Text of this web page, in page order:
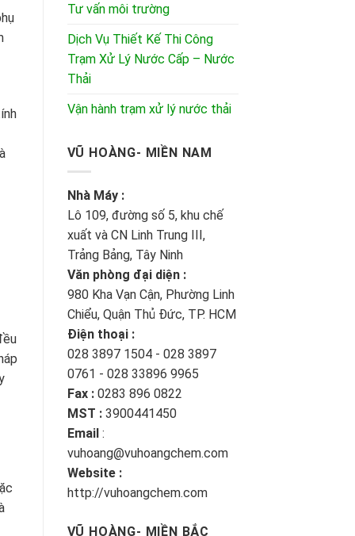
Tư vấn môi trường
Dịch Vụ Thiết Kế Thi Công
Trạm Xử Lý Nước Cấp – Nước
Thải
Vận hành trạm xử lý nước thải
VŨ HOÀNG- MIỀN NAM
Nhà Máy :
Lô 109, đường số 5, khu chế
xuất và CN Linh Trung III,
Trảng Bảng, Tây Ninh
Văn phòng đại diện :
980 Kha Vạn Cận, Phường Linh
Chiểu, Quận Thủ Đức, TP. HCM
Điện thoại :
028 3897 1504 - 028 3897
0761 - 028 33896 9965
Fax : 0283 896 0822
MST : 3900441450
Email :
vuhoang@vuhoangchem.com
Website :
http://vuhoangchem.com
VŨ HOÀNG- MIỀN BẮC